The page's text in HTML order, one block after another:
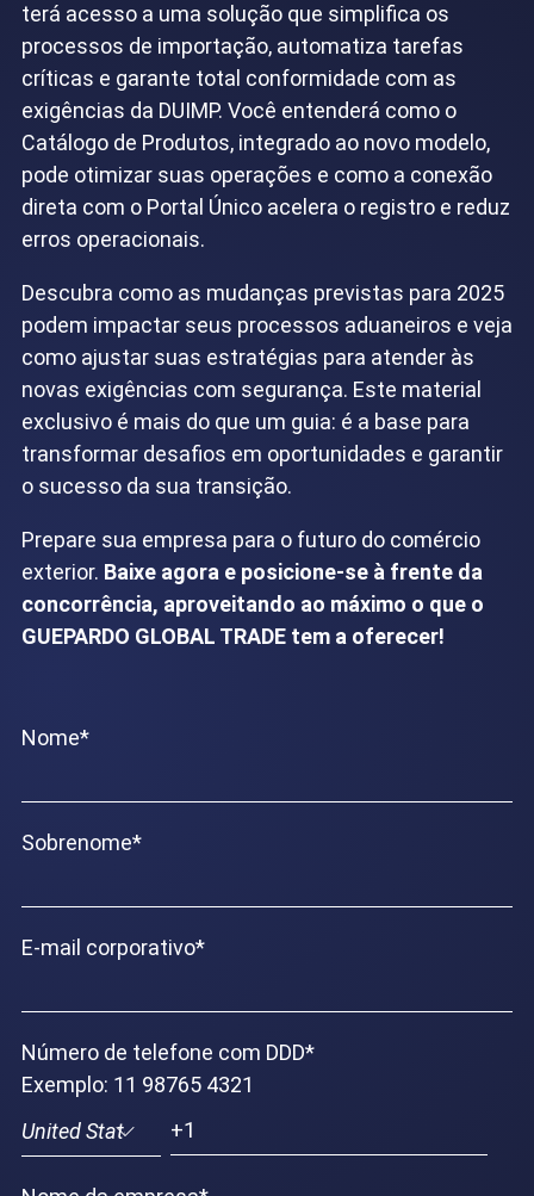
terá acesso a uma solução que simplifica os
processos de importação, automatiza tarefas
críticas e garante total conformidade com as
exigências da DUIMP. Você entenderá como o
Catálogo de Produtos, integrado ao novo modelo,
pode otimizar suas operações e como a conexão
direta com o Portal Único acelera o registro e reduz
erros operacionais.
Descubra como as mudanças previstas para 2025
podem impactar seus processos aduaneiros e veja
como ajustar suas estratégias para atender às
novas exigências com segurança. Este material
exclusivo é mais do que um guia: é a base para
transformar desafios em oportunidades e garantir
o sucesso da sua transição.
Prepare sua empresa para o futuro do comércio
exterior. Baixe agora e posicione-se à frente da
concorrência, aproveitando ao máximo o que o
GUEPARDO GLOBAL TRADE tem a oferecer!
Nome*
Sobrenome*
E-mail corporativo*
Número de telefone com DDD*
Exemplo: 11 98765 4321